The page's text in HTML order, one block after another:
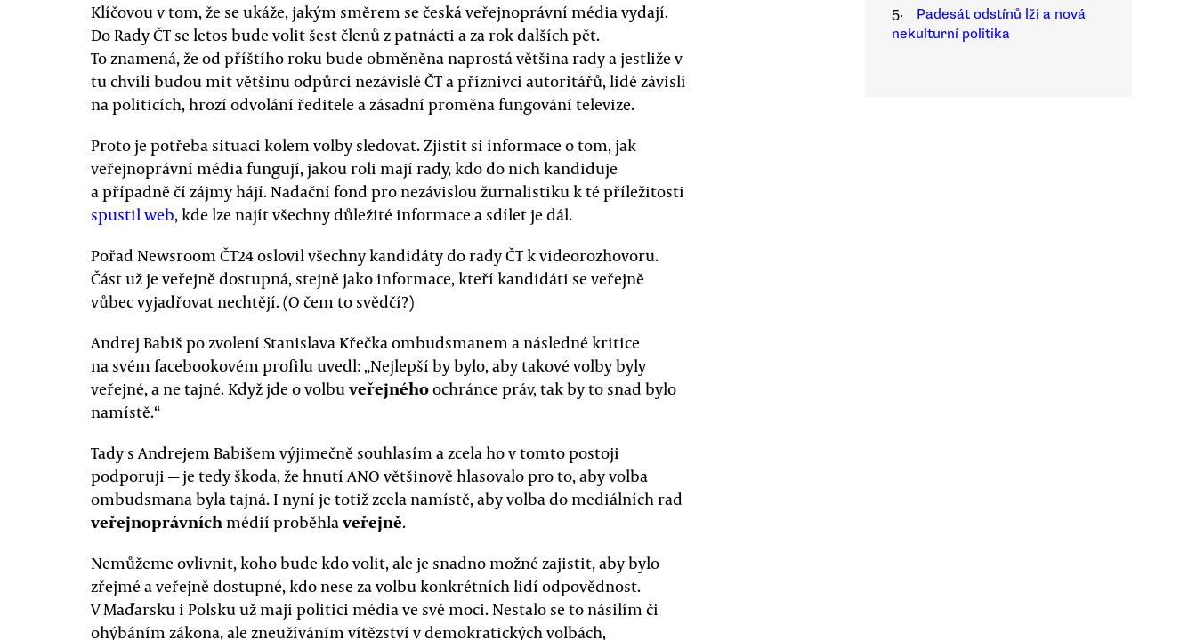
Klíčovou v tom, že se ukáže, jakým směrem se česká veřejnoprávní média vydají.
Do Rady ČT se letos bude volit šest členů z patnácti a za rok dalších pět.
To znamená, že od příštího roku bude obměněna naprostá většina rady a jestliže v
tu chvíli budou mít většinu odpůrci nezávislé ČT a příznivci autoritářů, lidé závislí
na politicích, hrozí odvolání ředitele a zásadní proměna fungování televize.
Proto je potřeba situaci kolem volby sledovat. Zjistit si informace o tom, jak
veřejnoprávní média fungují, jakou roli mají rady, kdo do nich kandiduje
a případně čí zájmy hájí. Nadační fond pro nezávislou žurnalistiku k té příležitosti
spustil web, kde lze najít všechny důležité informace a sdílet je dál.
Pořad Newsroom ČT24 oslovil všechny kandidáty do rady ČT k videorozhovoru.
Část už je veřejně dostupná, stejně jako informace, kteří kandidáti se veřejně
vůbec vyjadřovat nechtějí. (O čem to svědčí?)
Andrej Babiš po zvolení Stanislava Křečka ombudsmanem a následné kritice
na svém facebookovém profilu uvedl: „Nejlepší by bylo, aby takové volby byly
veřejné, a ne tajné. Když jde o volbuveřejnéhoochránce práv, tak by to snad bylo
namístě.“
Tady s Andrejem Babišem výjimečně souhlasím a zcela ho v tomto postoji
podporuji — je tedy škoda, že hnutí ANO většinově hlasovalo pro to, aby volba
ombudsmana byla tajná. I nyní je totiž zcela namístě, aby volba do mediálních rad
veřejnoprávníchmédií proběhlaveřejně.
Nemůžeme ovlivnit, koho bude kdo volit, ale je snadno možné zajistit, aby bylo
zřejmé a veřejně dostupné, kdo nese za volbu konkrétních lidí odpovědnost.
V Maďarsku i Polsku už mají politici média ve své moci. Nestalo se to násilím či
ohýbáním zákona, ale zneužíváním vítězství v demokratických volbách,
5.
Padesát odstínů lži a nová
nekulturní politika